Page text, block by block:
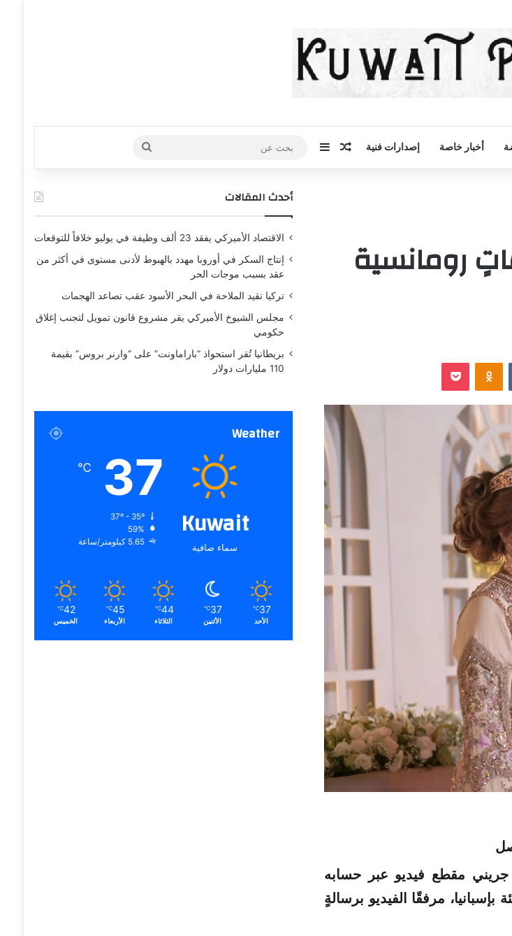
أخبار خاصة إصدارات فنية مقال عشوائي
إضافة عمود جانبي
بحث
عن
رومانسية
‏VKontakte
Odnoklassniki
‫Pocket
جريني مقطع فيديو عبر حسابه
بإسبانيا، مرفقًا الفيديو برسالةٍ
أحدث المقالات
الاقتصاد الأميركي يفقد 23 ألف وظيفة في يوليو خلافاً للتوقعات
إنتاج السكر في أوروبا مهدد بالهبوط لأدنى مستوى في أكثر من
عقد بسبب موجات الحر
تركيا تقيد الملاحة في البحر الأسود عقب تصاعد الهجمات
مجلس الشيوخ الأميركي يقر مشروع قانون تمويل لتجنب إغلاق
حكومي
بريطانيا تُقر استحواذ “باراماونت” على “وارنر بروس” بقيمة
110 مليارات دولار
Weather
Kuwait
سماء صافية
37
℃
59%
5.65 كيلومتر/ساعة
37
℃
الأحد
37
℃
الأثنين
44
℃
الثلاثاء
45
℃
الأربعاء
42
℃
الخميس